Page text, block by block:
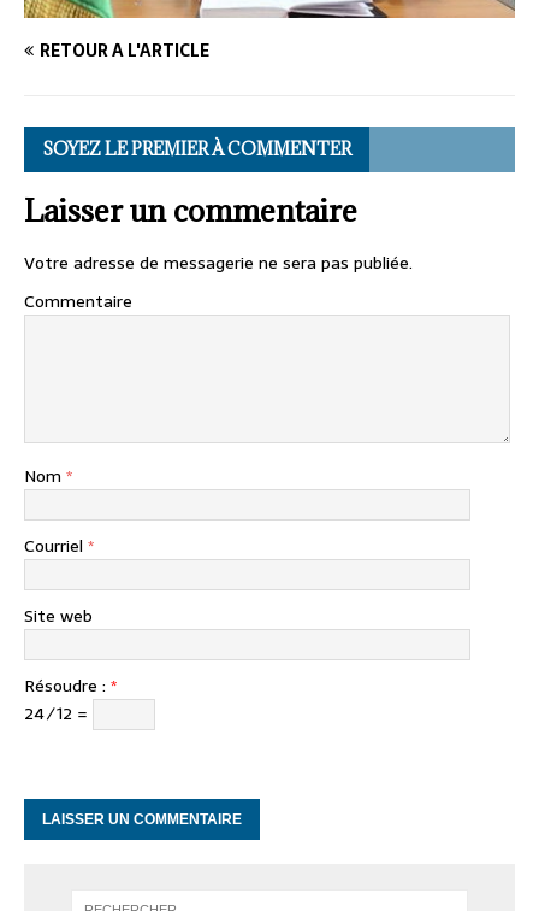
RETOUR À L'ARTICLE
SOYEZ LE PREMIER À COMMENTER
Laisser un commentaire
Votre adresse de messagerie ne sera pas publiée.
Commentaire
Nom *
Courriel *
Site web
Résoudre : *
24 ⁄ 12 =